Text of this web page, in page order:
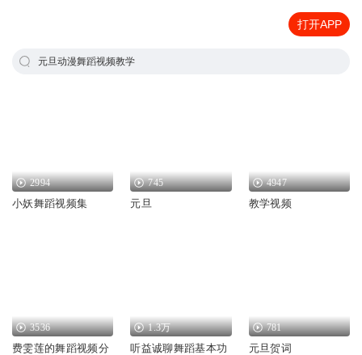
打开APP
元旦动漫舞蹈视频教学
2994
小妖舞蹈视频集
745
元旦
4947
教学视频
3536
费雯莲的舞蹈视频分
1.3万
听益诚聊舞蹈基本功
781
元旦贺词